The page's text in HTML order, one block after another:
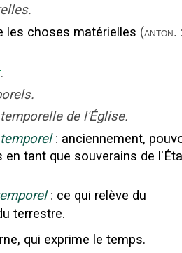
les choses matérielles (anton.
.
de l'Église.
: anciennement,
en tant que souverains de
: ce qui relève du
terrestre.
qui exprime le temps.